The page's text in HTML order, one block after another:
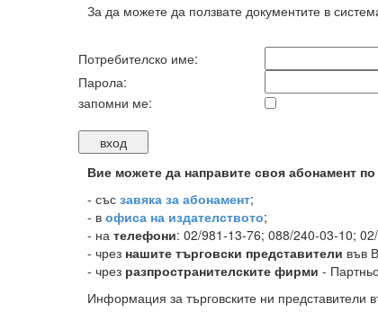
За да можете да ползвате документите в
Потребителско име:
Парола:
запомни ме:
Вие можете да направите своя абонамент
- със завяка за абонамент;
- в офиса на издателството;
- на телефони: 02/981-13-76; 088/240-03-10;
- чрез нашите търговски представители във
- чрез разпространителските фирми -
Информация за търговските ни